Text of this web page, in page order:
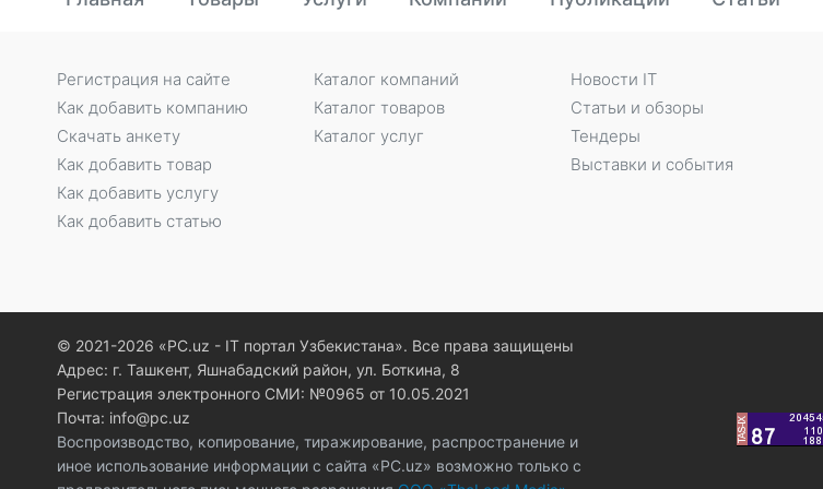
Регистрация на сайте
Как добавить компанию
Скачать анкету
Как добавить товар
Как добавить услугу
Как добавить статью
Каталог компаний
Каталог товаров
Каталог услуг
Новости IT
Статьи и обзоры
Тендеры
Выставки и события
© 2021-2026 «PC.uz - IT портал Узбекистана». Все права защищены
Адрес: г. Ташкент, Яшнабадский район, ул. Боткина, 8
Регистрация электронного СМИ: №0965 от 10.05.2021
Почта: info@pc.uz
Воспроизводство, копирование, тиражирование, распространение и
иное использование информации с сайта «PC.uz» возможно только с